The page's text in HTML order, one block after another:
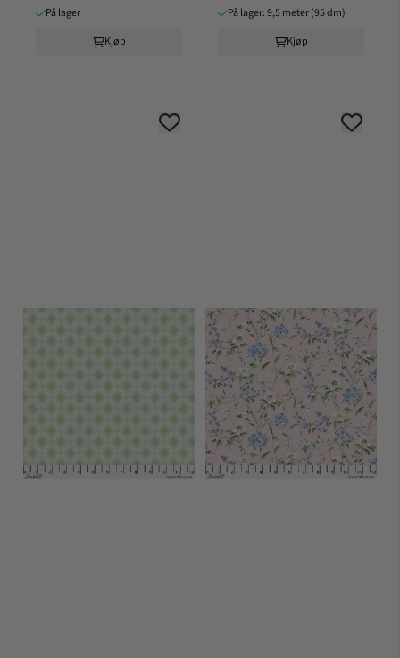
På lager
Kjøp
På lager: 9,5 meter (95 dm)
Kjøp